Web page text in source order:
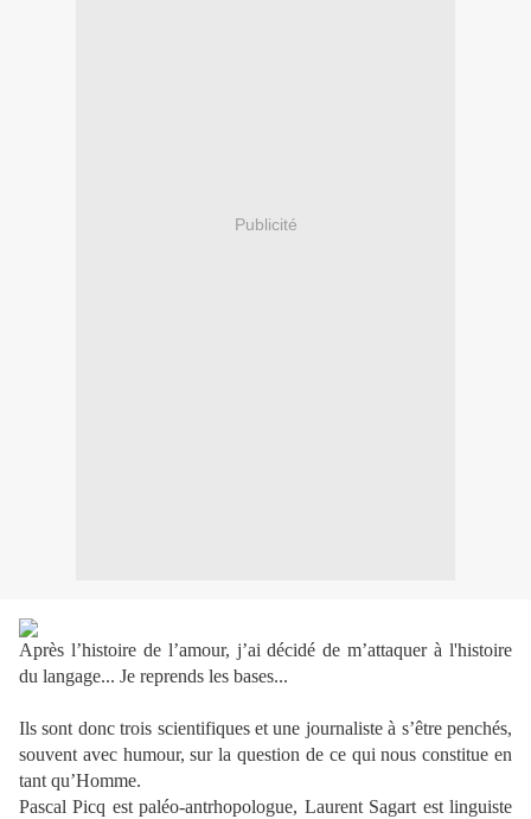
Publicité
Après l’histoire de l’amour, j’ai décidé de m’attaquer à l'histoire
du langage... Je reprends les bases...
Ils sont donc trois scientifiques et une journaliste à s’être penchés,
souvent avec humour, sur la question de ce qui nous constitue en
tant qu’Homme.
Pascal Picq est paléo-antrhopologue, Laurent Sagart est linguiste